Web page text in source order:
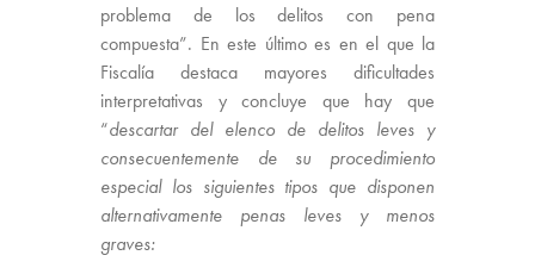
problema de los delitos con pena
compuesta”. En este último es en el que la
Fiscalía destaca mayores dificultades
interpretativas y concluye que hay que
“descartar del elenco de delitos leves y
consecuentemente de su procedimiento
especial los siguientes tipos que disponen
alternativamente penas leves y menos
graves: